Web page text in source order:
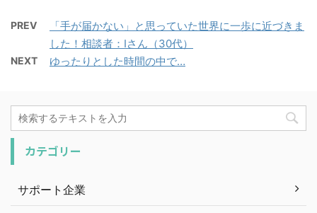
PREV
「手が届かない」と思っていた世界に一歩に近づきま
した！相談者：Iさん（30代）
NEXT ゆったりとした時間の中で…
カテゴリー
サポート企業